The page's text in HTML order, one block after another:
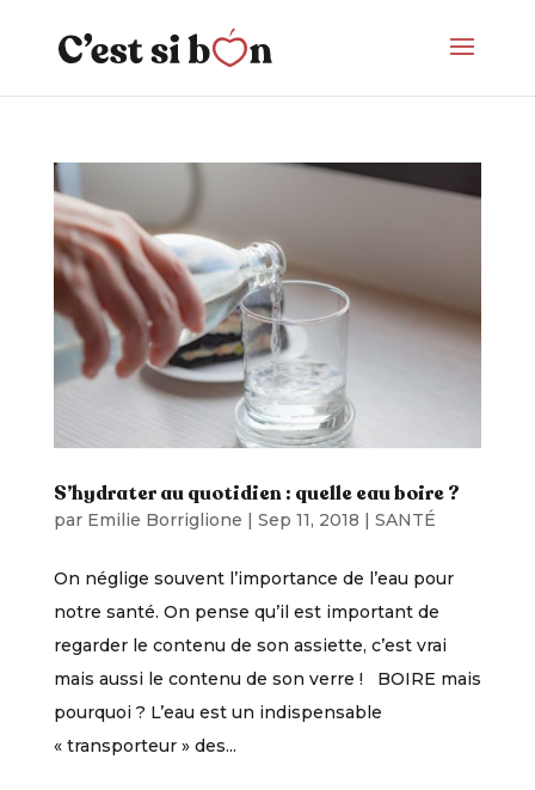
S’hydrater au quotidien : quelle eau boire ?
par Emilie Borriglione | Sep 11, 2018 | SANTÉ
On néglige souvent l’importance de l’eau pour
notre santé. On pense qu’il est important de
regarder le contenu de son assiette, c’est vrai
mais aussi le contenu de son verre ! BOIRE mais
pourquoi ? L’eau est un indispensable
« transporteur » des...